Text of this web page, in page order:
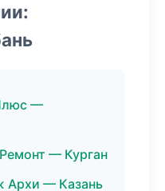
—
— Курган
Архи — Казань